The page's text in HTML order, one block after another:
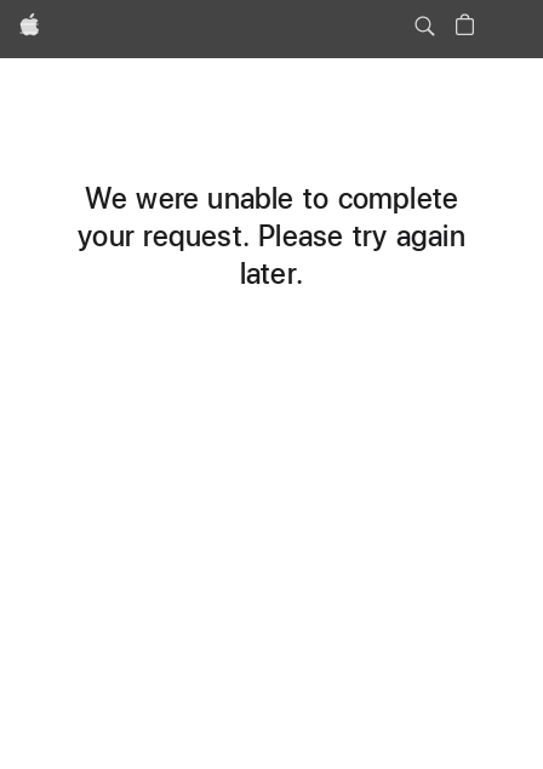
Apple
We were unable to complete
your request. Please try again
later.